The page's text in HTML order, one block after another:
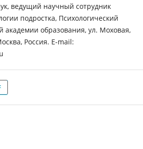
ведущий научный сотрудник
подростка, Психологический
академии образования, ул. Моховая,
Россия. E-mail: